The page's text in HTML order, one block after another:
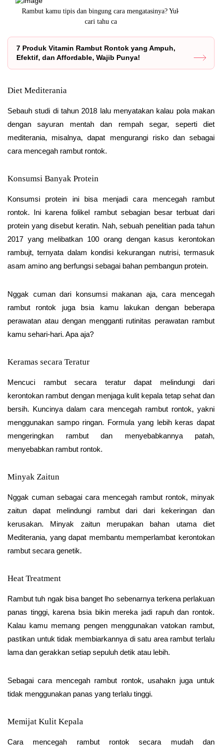
Rambut kamu tipis dan bingung cara mengatasinya? Yuk
cari tahu ca
7 Produk Vitamin Rambut Rontok yang Ampuh,
Efektif, dan Affordable, Wajib Punya!
Diet Mediterania
Sebauh studi di tahun 2018 lalu menyatakan kalau pola makan
dengan sayuran mentah dan rempah segar, seperti diet
mediterania, misalnya, dapat mengurangi risko dan sebagai
cara mencegah rambut rontok.
Konsumsi Banyak Protein
Konsumsi protein ini bisa menjadi cara mencegah rambut
rontok. Ini karena folikel rambut sebagian besar terbuat dari
protein yang disebut keratin. Nah, sebuah penelitian pada tahun
2017 yang melibatkan 100 orang dengan kasus kerontokan
rambujt, ternyata dalam kondisi kekurangan nutrisi, termasuk
asam amino ang berfungsi sebagai bahan pembangun protein.
Nggak cuman dari konsumsi makanan aja, cara mencegah
rambut rontok juga bsia kamu lakukan dengan beberapa
perawatan atau dengan mengganti rutinitas perawatan rambut
kamu sehari-hari. Apa aja?
Keramas secara Teratur
Mencuci rambut secara teratur dapat melindungi dari
kerontokan rambut dengan menjaga kulit kepala tetap sehat dan
bersih. Kuncinya dalam cara mencegah rambut rontok, yakni
menggunakan sampo ringan. Formula yang lebih keras dapat
mengeringkan rambut dan menyebabkannya patah,
menyebabkan rambut rontok.
Minyak Zaitun
Nggak cuman sebagai cara mencegah rambut rontok, minyak
zaitun dapat melindungi rambut dari dari kekeringan dan
kerusakan. Minyak zaitun merupakan bahan utama diet
Mediterania, yang dapat membantu memperlambat kerontokan
rambut secara genetik.
Heat Treatment
Rambut tuh ngak bisa banget lho sebenarnya terkena perlakuan
panas tinggi, karena bsia bikin mereka jadi rapuh dan rontok.
Kalau kamu memang pengen menggunakan vatokan rambut,
pastikan untuk tidak membiarkannya di satu area rambut terlalu
lama dan gerakkan setiap sepuluh detik atau lebih.
Sebagai cara mencegah rambut rontok, usahakn juga untuk
tidak menggunakan panas yang terlalu tinggi.
Memijat Kulit Kepala
Cara mencegah rambut rontok secara mudah dan